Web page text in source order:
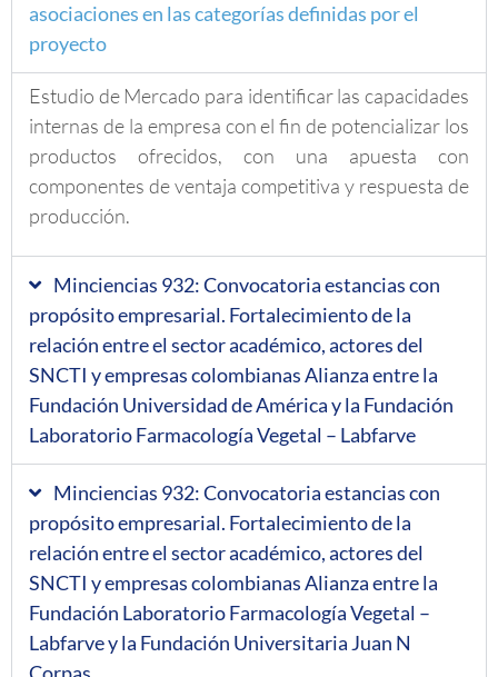
asociaciones en las categorías definidas por el
proyecto
Estudio de Mercado para identificar las capacidades
internas de la empresa con el fin de potencializar los
productos ofrecidos, con una apuesta con
componentes de ventaja competitiva y respuesta de
producción.
Minciencias 932: Convocatoria estancias con
propósito empresarial. Fortalecimiento de la
relación entre el sector académico, actores del
SNCTI y empresas colombianas Alianza entre la
Fundación Universidad de América y la Fundación
Laboratorio Farmacología Vegetal – Labfarve
Minciencias 932: Convocatoria estancias con
propósito empresarial. Fortalecimiento de la
relación entre el sector académico, actores del
SNCTI y empresas colombianas Alianza entre la
Fundación Laboratorio Farmacología Vegetal –
Labfarve y la Fundación Universitaria Juan N